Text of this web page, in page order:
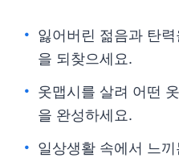
잃어버린 젊음과 탄
을 되찾으세요.
옷맵시를 살려 어떤
을 완성하세요.
일상생활 속에서 느